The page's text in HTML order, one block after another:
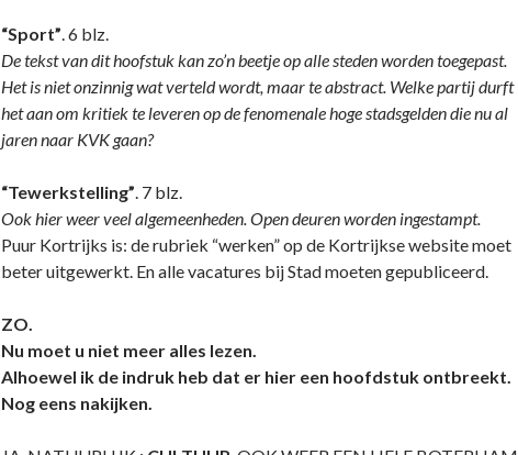
“Sport”. 6 blz.
De tekst van dit hoofstuk kan zo’n beetje op alle steden worden toegepast.
Het is niet onzinnig wat verteld wordt, maar te abstract. Welke partij durft
het aan om kritiek te leveren op de fenomenale hoge stadsgelden die nu al
jaren naar KVK gaan?
“Tewerkstelling”. 7 blz.
Ook hier weer veel algemeenheden. Open deuren worden ingestampt.
Puur Kortrijks is: de rubriek “werken” op de Kortrijkse website moet
beter uitgewerkt. En alle vacatures bij Stad moeten gepubliceerd.
ZO.
Nu moet u niet meer alles lezen.
Alhoewel ik de indruk heb dat er hier een hoofdstuk ontbreekt.
Nog eens nakijken.